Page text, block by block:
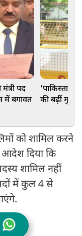
पद
में बगावत
'पाकिस्तानी
की बढ़ीं
को शामिल करने
आदेश दिया कि
शामिल नहीं
में कुल 4 से